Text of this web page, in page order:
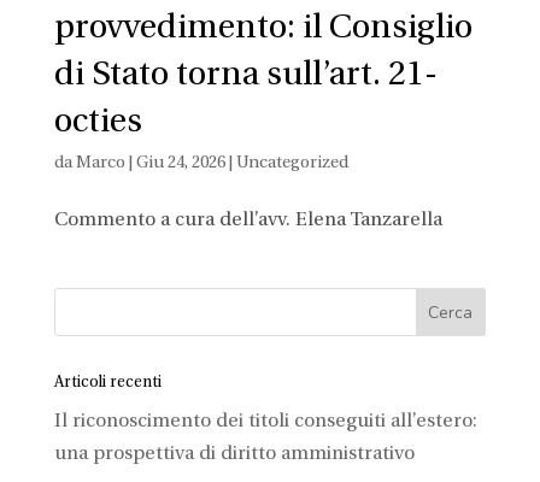
provvedimento: il Consiglio
di Stato torna sull’art. 21-
octies
daMarco Giu 24, 2026| Uncategorized
Commento a cura dell’avv. Elena Tanzarella
Articoli recenti
Il riconoscimento dei titoli conseguiti all’estero:
una prospettiva di diritto amministrativo